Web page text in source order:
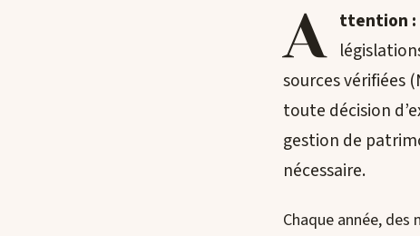
A ttention :
sources vérifiées
toute décision
gestion de
nécessaire.
Chaque année,